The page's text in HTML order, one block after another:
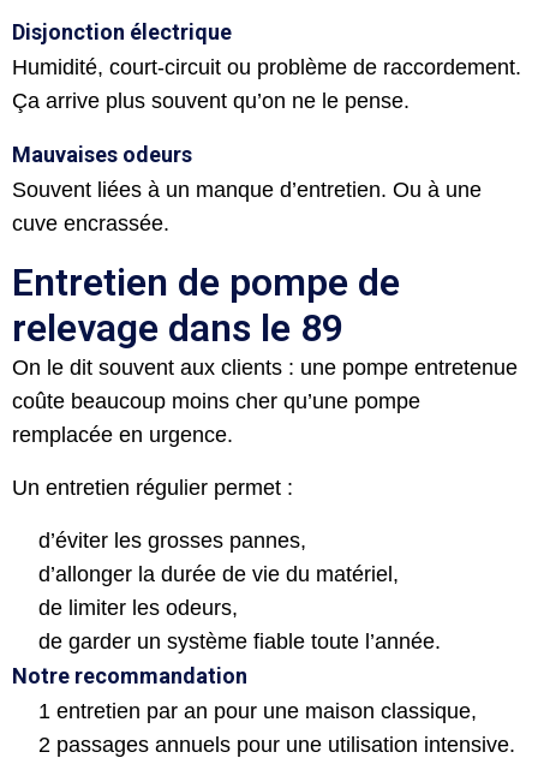
Disjonction électrique
Humidité, court-circuit ou problème de raccordement.
Ça arrive plus souvent qu’on ne le pense.
Mauvaises odeurs
Souvent liées à un manque d’entretien. Ou à une
cuve encrassée.
Entretien de pompe de
relevage dans le 89
On le dit souvent aux clients : une pompe entretenue
coûte beaucoup moins cher qu’une pompe
remplacée en urgence.
Un entretien régulier permet :
d’éviter les grosses pannes,
d’allonger la durée de vie du matériel,
de limiter les odeurs,
de garder un système fiable toute l’année.
Notre recommandation
1 entretien par an pour une maison classique,
2 passages annuels pour une utilisation intensive.